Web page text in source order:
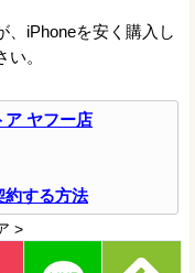
、iPhoneを安く購入し
。
ア ヤフー店
約する方法
>